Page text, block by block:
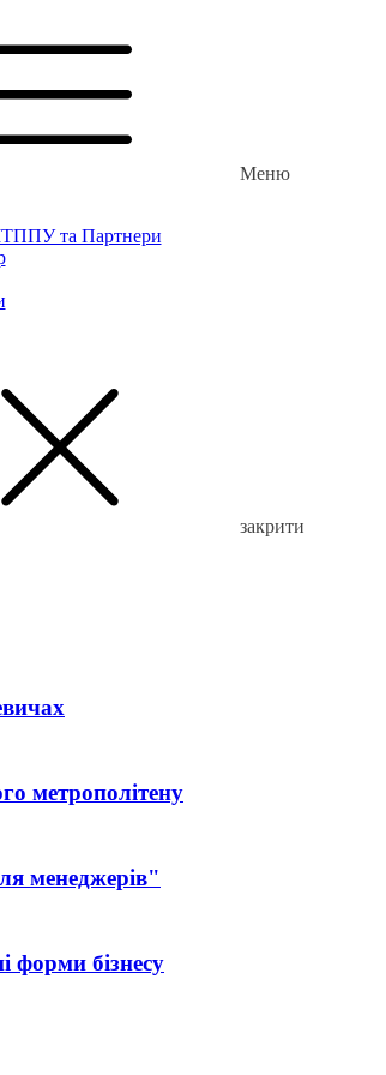
Меню
та Партнери
закрити
метрополітену
менеджерів"
форми бізнесу